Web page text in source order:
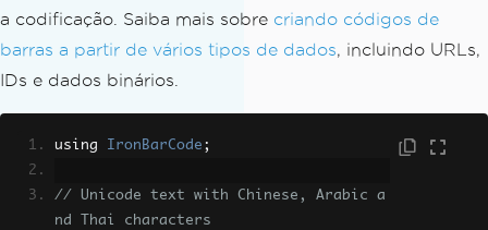
a codificação. Saiba mais sobre criando códigos de
barras a partir de vários tipos de dados, incluindo URLs,
IDs e dados binários.
using IronBarCode ;
// Unicode text with Chinese, Arabic a
nd Thai characters